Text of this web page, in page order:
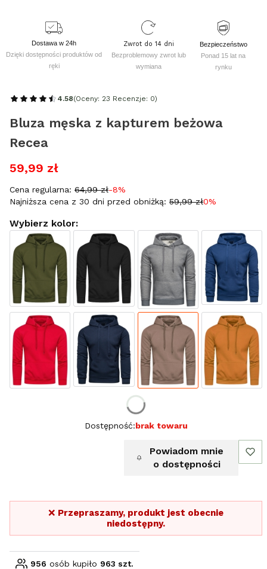
Dostawa w 24h
Dzięki dostępności produktów od
ręki
Zwrot do 14 dni
Bezproblemowy zwrot lub
wymiana
Bezpieczeństwo
Ponad 15 lat na
rynku
4.58(Oceny: 23 Recenzje: 0)
Bluza męska z kapturem beżowa
Recea
59,99 zł
Cena regularna: 64,99 zł-8%
Najniższa cena z 30 dni przed obniżką: 59,99 zł0%
Wybierz kolor:
Dostępność:brak towaru
Powiadom mnie
o dostępności
❌ Przepraszamy, produkt jest obecnie
niedostępny.
956 osób kupiło 963 szt.